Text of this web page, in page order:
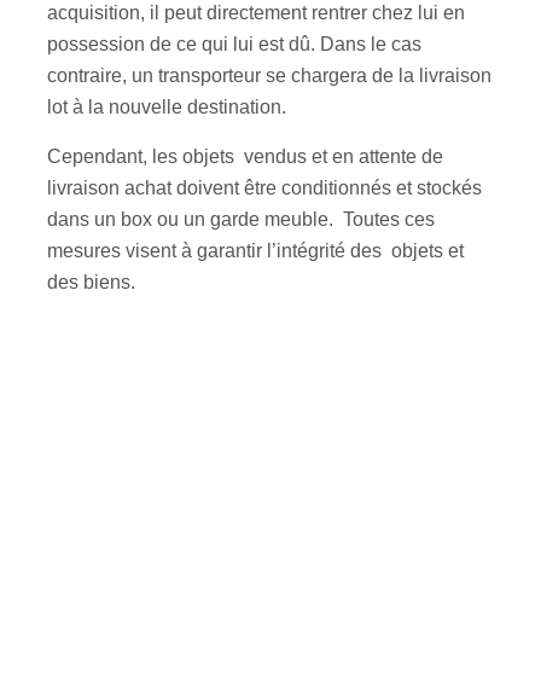
acquisition, il peut directement rentrer chez lui en
possession de ce qui lui est dû. Dans le cas
contraire, un transporteur se chargera de la livraison
lot à la nouvelle destination.
Cependant, les objets vendus et en attente de
livraison achat doivent être conditionnés et stockés
dans un box ou un garde meuble. Toutes ces
mesures visent à garantir l’intégrité des objets et
des biens.